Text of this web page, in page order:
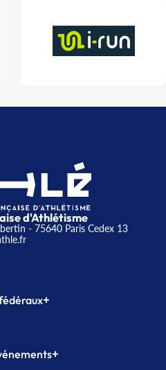
d'Athlétisme
- 75640 Paris Cedex 13
+
Formation
+